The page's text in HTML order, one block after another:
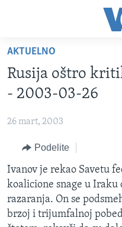
glavni
sadržaj
glavnu
pretragu
RUBRIKE
BALKAN
GLOBALNE TEME
EKONOMIJA
NAUKA I TEHNOLOGIJA
MEDICINA
OTVORENI STUDIO
IZ AMERIKE
PRATITE NAS
Jezici
AKTUELNO
Rusija oštro
- 2003-03-26
26 mart, 2003
Podelite
Ivanov je rekao Savetu
koalicione snage u Iraku
razaranja. On se
brzoj i trijumfalnoj